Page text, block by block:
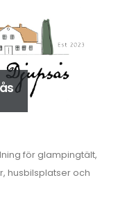
för glampingtält,
husbilsplatser och